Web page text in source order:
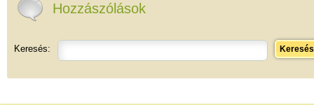
Hozzászólások
Keresés: Keresés